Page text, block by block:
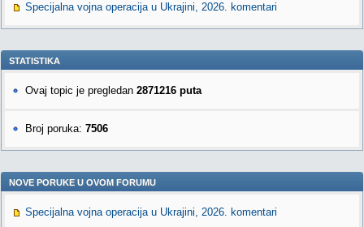
Specijalna vojna operacija u Ukrajini, 2026. komentari
STATISTIKA
Ovaj topic je pregledan 2871216 puta
Broj poruka: 7506
NOVE PORUKE U OVOM FORUMU
Specijalna vojna operacija u Ukrajini, 2026. komentari